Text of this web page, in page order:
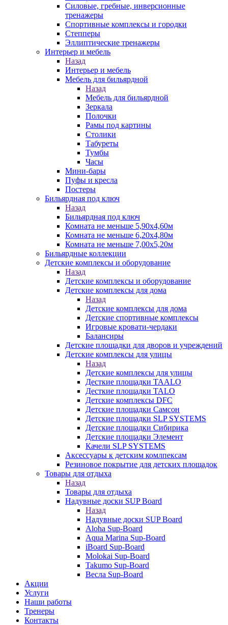
Силовые, гребные, инверсионные
тренажеры
Спортивные комплексы и городки
Степперы
Эллиптические тренажеры
Интерьер и мебель
Назад
Интерьер и мебель
Мебель для бильярдной
Назад
Мебель для бильярдной
Зеркала
Полочки
Рамы под картины
Столики
Табуреты
Тумбы
Часы
Мини-бары
Пуфы и кресла
Постеры
Бильярдная под ключ
Назад
Бильярдная под ключ
Комната не меньше 5,90х4,60м
Комната не меньше 6,20х4,80м
Комната не меньше 7,00х5,20м
Бильярдные коллекции
Детские комплексы и оборудование
Назад
Детские комплексы и оборудование
Детские комплексы для дома
Назад
Детские комплексы для дома
Детские спортивные комплексы
Игровые кровати-чердаки
Балансиры
Детские площадки для дворов и учреждений
Детские комплексы для улицы
Назад
Детские комплексы для улицы
Десткие площадки TAALO
Десткие площадки TALO
Детские комплексы DFC
Детские площадки Самсон
Детские площадки SLP SYSTEMS
Детские площадки Сибирика
Детские площадки Элемент
Качели SLP SYSTEMS
Аксессуары к детским комлпексам
Резиновое покрытие для детских площадок
Товары для отдыха
Назад
Товары для отдыха
Надувные доски SUP Board
Назад
Надувные доски SUP Board
Aloha Sup-Board
Aqua Marina Sup-Board
iBoard Sup-Board
Molokai Sup-Board
Takumo Sup-Board
Весла Sup-Board
Акции
Услуги
Наши работы
Тренеры
Контакты